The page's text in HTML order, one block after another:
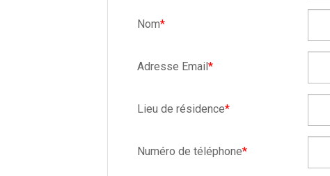
Nom*
Adresse Email*
Lieu de résidence*
Numéro de téléphone*